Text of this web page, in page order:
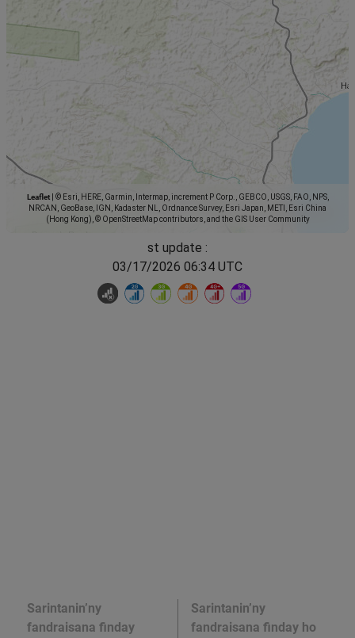
Leaflet
© Esri, HERE, Garmin, Intermap, increment P Corp., GEBCO, USGS, FAO, NPS,
NRCAN, GeoBase, IGN, Kadaster NL, Ordnance Survey, Esri Japan, METI, Esri China
(Hong Kong), © OpenStreetMap contributors, and the GIS User Community
st update :
03/17/2026 06:34 UTC
Sarintanin’ny
fandraisana finday
Sarintanin’ny
fandraisana finday ho